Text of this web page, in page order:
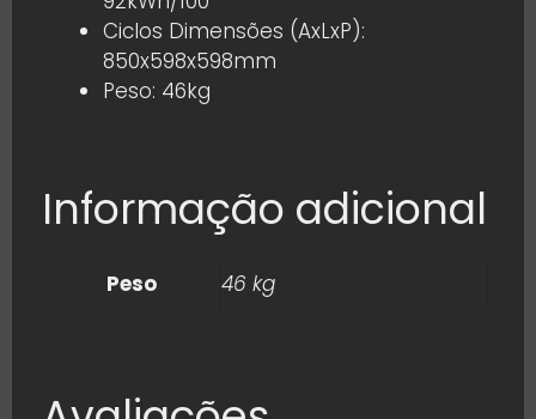
Ciclos Dimensões (AxLxP):
850x598x598mm
Peso: 46kg
Informação adicional
Peso 46 kg